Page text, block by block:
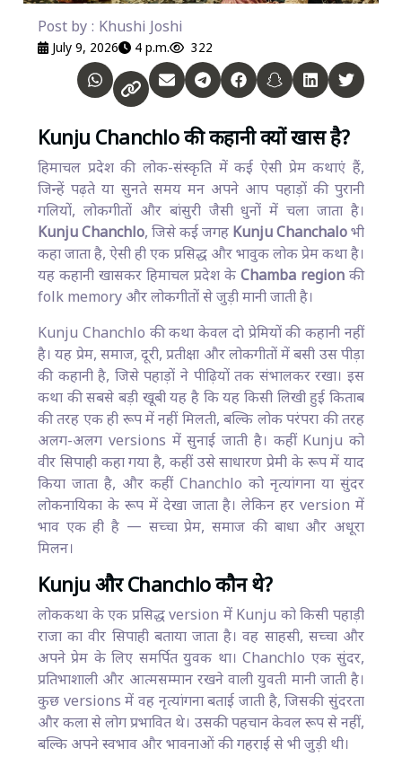
Post by : Khushi Joshi
July 9, 2026 4 p.m. 322
Kunju Chanchlo की कहानी क्यों खास है?
हिमाचल प्रदेश की लोक-संस्कृति में कई ऐसी प्रेम कथाएं हैं,
जिन्हें पढ़ते या सुनते समय मन अपने आप पहाड़ों की पुरानी
गलियों, लोकगीतों और बांसुरी जैसी धुनों में चला जाता है।
Kunju Chanchlo, जिसे कई जगह Kunju Chanchaloभी
कहा जाता है, ऐसी ही एक प्रसिद्ध और भावुक लोक प्रेम कथा है।
यह कहानी खासकर हिमाचल प्रदेश के Chamba region की
folk memory और लोकगीतों से जुड़ी मानी जाती है।
Kunju Chanchlo की कथा केवल दो प्रेमियों की कहानी नहीं
है। यह प्रेम, समाज, दूरी, प्रतीक्षा और लोकगीतों में बसी उस पीड़ा
की कहानी है, जिसे पहाड़ों ने पीढ़ियों तक संभालकर रखा। इस
कथा की सबसे बड़ी खूबी यह है कि यह किसी लिखी हुई किताब
की तरह एक ही रूप में नहीं मिलती, बल्कि लोक परंपरा की तरह
अलग-अलग versions में सुनाई जाती है। कहीं Kunju को
वीर सिपाही कहा गया है, कहीं उसे साधारण प्रेमी के रूप में याद
किया जाता है, और कहीं Chanchlo को नृत्यांगना या सुंदर
लोकनायिका के रूप में देखा जाता है। लेकिन हर version में
भाव एक ही है — सच्चा प्रेम, समाज की बाधा और अधूरा
मिलन।
Kunju और Chanchlo कौन थे?
लोककथा के एक प्रसिद्ध version में Kunju को किसी पहाड़ी
राजा का वीर सिपाही बताया जाता है। वह साहसी, सच्चा और
अपने प्रेम के लिए समर्पित युवक था। Chanchlo एक सुंदर,
प्रतिभाशाली और आत्मसम्मान रखने वाली युवती मानी जाती है।
कुछ versions में वह नृत्यांगना बताई जाती है, जिसकी सुंदरता
और कला से लोग प्रभावित थे। उसकी पहचान केवल रूप से नहीं,
बल्कि अपने स्वभाव और भावनाओं की गहराई से भी जुड़ी थी।